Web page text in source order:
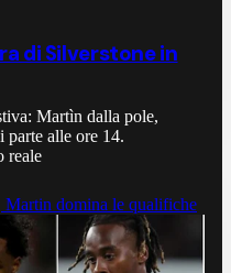
di Silverstone in
Martìn dalla pole,
parte alle ore 14.
reale
Martin domina le qualifiche